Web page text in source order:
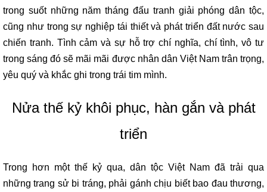
trong suốt những năm tháng đấu tranh giải phóng dân tộc,
cũng như trong sự nghiệp tái thiết và phát triển đất nước sau
chiến tranh. Tình cảm và sự hỗ trợ chí nghĩa, chí tình, vô tư
trong sáng đó sẽ mãi mãi được nhân dân Việt Nam trân trọng,
yêu quý và khắc ghi trong trái tim mình.
Nửa thế kỷ khôi phục, hàn gắn và phát
triển
Trong hơn một thế kỷ qua, dân tộc Việt Nam đã trải qua
những trang sử bi tráng, phải gánh chịu biết bao đau thương,